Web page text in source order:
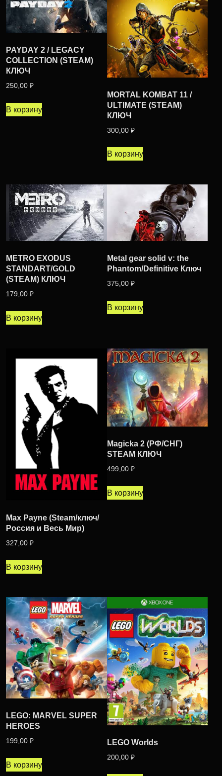
PAYDAY 2 / LEGACY
COLLECTION (STEAM)
КЛЮЧ
250,00 ₽
В корзину
MORTAL KOMBAT 11 /
ULTIMATE (STEAM)
КЛЮЧ
300,00 ₽
В корзину
METRO EXODUS
STANDART/GOLD
(STEAM) КЛЮЧ
179,00 ₽
В корзину
Metal gear solid v: the
Phantom/Definitive Ключ
375,00 ₽
В корзину
Max Payne (Steam/ключ/
Россия и Весь Мир)
327,00 ₽
В корзину
Magicka 2 (РФ/СНГ)
STEAM КЛЮЧ
499,00 ₽
В корзину
LEGO: MARVEL SUPER
HEROES
199,00 ₽
В корзину
LEGO Worlds
200,00 ₽